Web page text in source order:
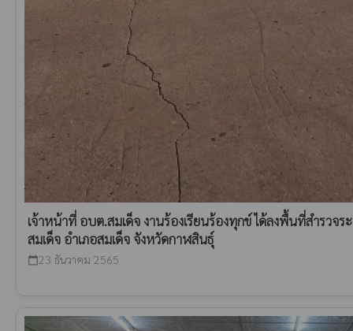
เจ้าหน้าที่ อบต.สมเด็จ งานร้องเรียนร้องทุกข์ ได้ลงพื้นที่สำรวจ
สมเด็จ อำเภอสมเด็จ จังหวัดกาฬสินธุ์
calendar_today23 ธันวาคม 2565